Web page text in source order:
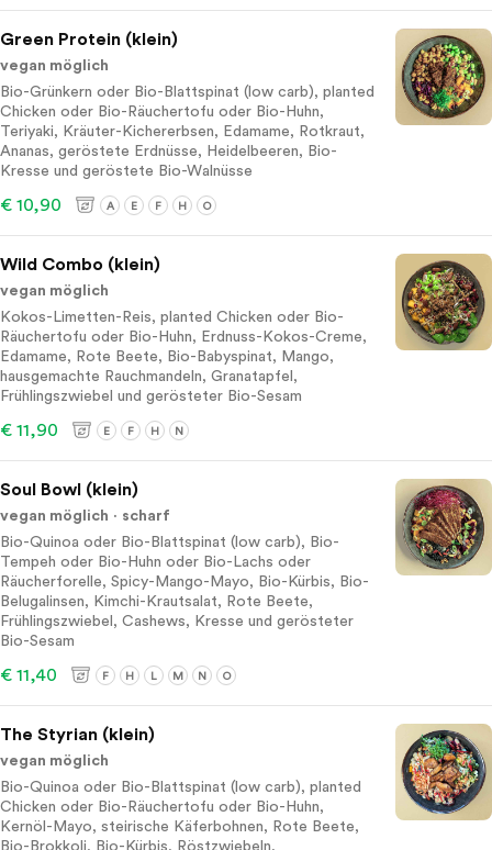
Green Protein (klein)
vegan möglich
Bio-Grünkern oder Bio-Blattspinat (low carb), planted
Chicken oder Bio-Räuchertofu oder Bio-Huhn,
Teriyaki, Kräuter-Kichererbsen, Edamame, Rotkraut,
Ananas, geröstete Erdnüsse, Heidelbeeren, Bio-
Kresse und geröstete Bio-Walnüsse
€ 10,90 A E F H O
Wild Combo (klein)
vegan möglich
Kokos-Limetten-Reis, planted Chicken oder Bio-
Räuchertofu oder Bio-Huhn, Erdnuss-Kokos-Creme,
Edamame, Rote Beete, Bio-Babyspinat, Mango,
hausgemachte Rauchmandeln, Granatapfel,
Frühlingszwiebel und gerösteter Bio-Sesam
€ 11,90 E F H N
Soul Bowl (klein)
vegan möglich
scharf
Bio-Quinoa oder Bio-Blattspinat (low carb), Bio-
Tempeh oder Bio-Huhn oder Bio-Lachs oder
Räucherforelle, Spicy-Mango-Mayo, Bio-Kürbis, Bio-
Belugalinsen, Kimchi-Krautsalat, Rote Beete,
Frühlingszwiebel, Cashews, Kresse und gerösteter
Bio-Sesam
€ 11,40 F H L M N O
The Styrian (klein)
vegan möglich
Bio-Quinoa oder Bio-Blattspinat (low carb), planted
Chicken oder Bio-Räuchertofu oder Bio-Huhn,
Kernöl-Mayo, steirische Käferbohnen, Rote Beete,
Bio-Brokkoli, Bio-Kürbis, Röstzwiebeln,